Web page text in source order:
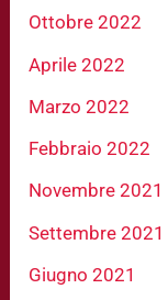
Ottobre 2022
Aprile 2022
Marzo 2022
Febbraio 2022
Novembre 2021
Settembre 2021
Giugno 2021